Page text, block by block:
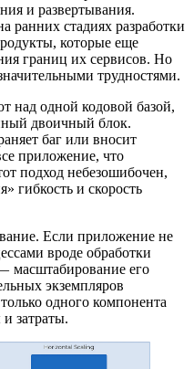
и развертывания.
ранних стадиях разработки
которые еще
границ их сервисов. Но
трудностями.
над одной кодовой базой,
двоичный блок.
баг или вносит
приложение, что
подход небезошибочен,
гибкость и скорость
Если приложение не
вроде обработки
масштабирование его
экземпляров
одного компонента
затраты.